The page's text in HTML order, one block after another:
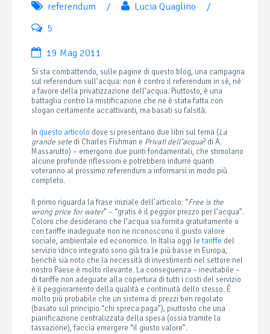
referendum / Lucia Quaglino
/
5
19 Mag 2011
Si sta combattendo, sulle pagine di questo blog, una campagna
sul referendum sull’acqua: non è contro il referendum in sè, né
a favore della privatizzazione dell’acqua. Piuttosto, è una
battaglia contro la mistificazione che ne è stata fatta con
slogan certamente accattivanti, ma basati su falsità.
In questo articolo dove si presentano due libri sul tema (La
grande sete di Charles Fishman e Privati dell’acqua? di A.
Massarutto) – emergono due punti fondamentali, che stimolano
alcune profonde riflessioni e potrebbero indurre quanti
voteranno al prossimo referendum a informarsi in modo più
completo.
Il primo riguarda la frase iniziale dell’articolo: “Free is the
wrong price for water” – “gratis è il peggior prezzo per l’acqua”.
Coloro che desiderano che l’acqua sia fornita gratuitamente o
con tariffe inadeguate non ne riconoscono il giusto valore
sociale, ambientale ed economico. In Italia oggi letariffe del
servizio idrico integrato sono già tra le più basse in Europa,
benchè sia noto che la necessità di investimenti nel settore nel
nostro Paese è molto rilevante. La conseguenza – inevitabile –
di tariffe non adeguate alla copertura di tutti i costi del servizio
è il peggioramento della qualità e continuità dello stesso. È
molto più probabile che un sistema di prezzi ben regolato
(basato sul principio “chi spreca paga”), piuttosto che una
pianificazione centralizzata della spesa (ossia tramite la
tassazione), faccia emergere “il giusto valore”.